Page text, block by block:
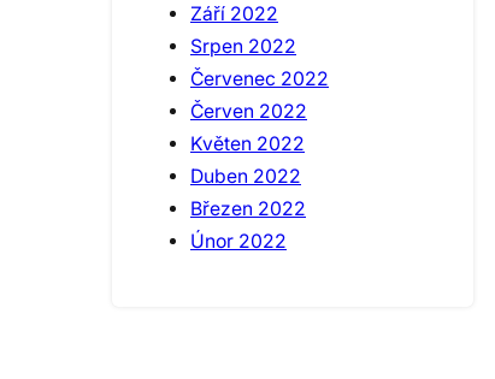
Září 2022
Srpen 2022
Červenec 2022
Červen 2022
Květen 2022
Duben 2022
Březen 2022
Únor 2022